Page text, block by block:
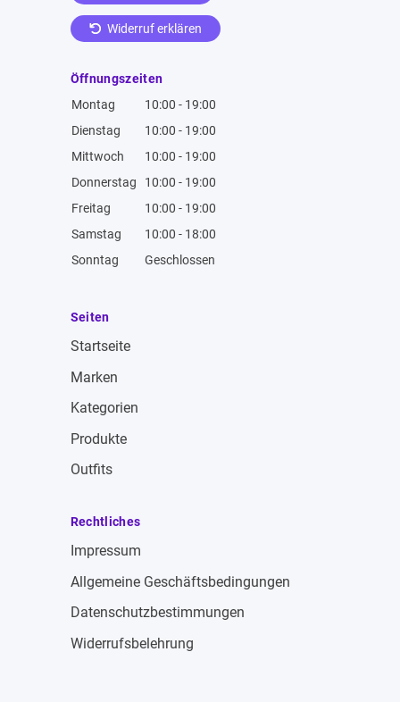
Widerruf erklären
Öffnungszeiten
Montag
10:00 - 19:00
Dienstag
10:00 - 19:00
Mittwoch
10:00 - 19:00
Donnerstag
10:00 - 19:00
Freitag
10:00 - 19:00
Samstag
10:00 - 18:00
Sonntag
Geschlossen
Seiten
Startseite
Marken
Kategorien
Produkte
Outfits
Rechtliches
Impressum
Allgemeine Geschäftsbedingungen
Datenschutzbestimmungen
Widerrufsbelehrung